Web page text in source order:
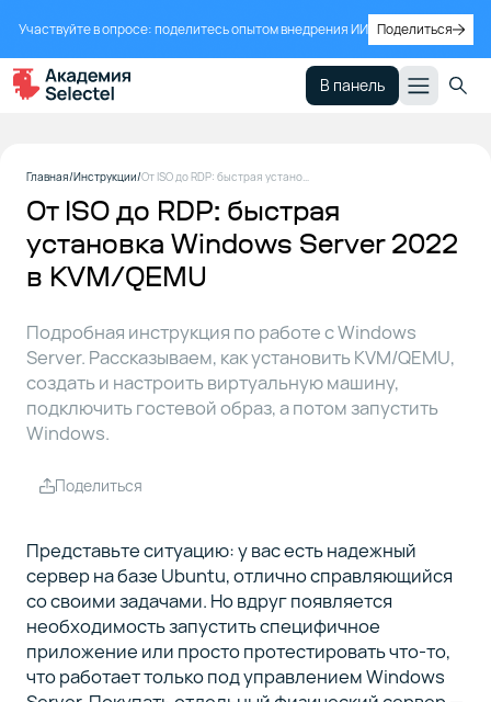
Участвуйте в опросе: поделитесь опытом внедрения ИИ Поделиться
В панель
1
разберем:
сценарии
использования
и установка
Windows
KVM/QEMU
2
Выбор
железа
для
QEMU
4
Создание и
настройка
виртуальной
машины
Главная Инструкции От ISO до RDP: быстрая установка Windows Server 2022 в KVM/QEMU
От ISO до RDP: быстрая
установка Windows Server 2022
в KVM/QEMU
Подробная инструкция по работе с Windows
Server. Рассказываем, как установить KVM/QEMU,
создать и настроить виртуальную машину,
подключить гостевой образ, а потом запустить
Windows.
Поделиться
Представьте ситуацию: у вас есть надежный
сервер на базе Ubuntu, отлично справляющийся
со своими задачами. Но вдруг появляется
необходимость запустить специфичное
приложение или просто протестировать что-то,
что работает только под управлением Windows